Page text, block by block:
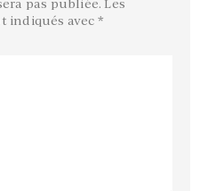
pas publiée. Les
indiqués avec *